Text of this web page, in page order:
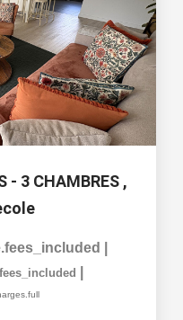
- 3 CHAMBRES ,